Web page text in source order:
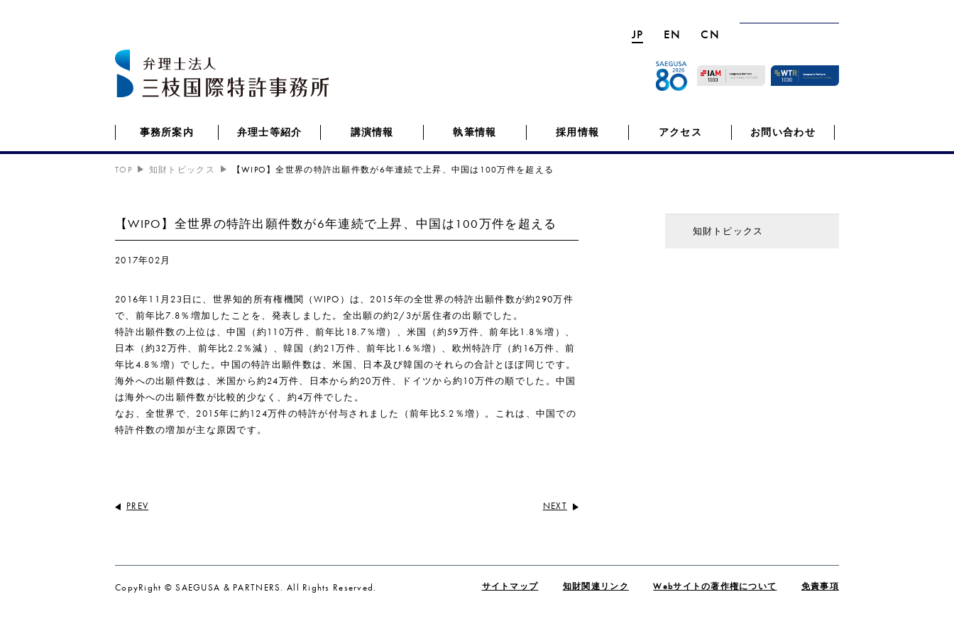
JP EN CN
事務所案内 弁理士等紹介 講演情報 執筆情報 採用情報 アクセス お問い合わせ
TOP 知財トピックス 【WIPO】全世界の特許出願件数が6年連続で上昇、中国は100万件を超える
【WIPO】全世界の特許出願件数が6年連続で上昇、中国は100万件を超える
2017年02月
2016年11月23日に、世界知的所有権機関（WIPO）は、2015年の全世界の特許出願件数が約290万件
で、前年比7.8％増加したことを、発表しました。全出願の約2/3が居住者の出願でした。
特許出願件数の上位は、中国（約110万件、前年比18.7％増）、米国（約59万件、前年比1.8％増）、
日本（約32万件、前年比2.2％減）、韓国（約21万件、前年比1.6％増）、欧州特許庁（約16万件、前
年比4.8％増）でした。中国の特許出願件数は、米国、日本及び韓国のそれらの合計とほぼ同じです。
海外への出願件数は、米国から約24万件、日本から約20万件、ドイツから約10万件の順でした。中国
は海外への出願件数が比較的少なく、約4万件でした。
なお、全世界で、2015年に約124万件の特許が付与されました（前年比5.2％増）。これは、中国での
特許件数の増加が主な原因です。
PREV NEXT
知財トピックス
サイトマップ 知財関連リンク Webサイトの著作権について 免責事項
CopyRight © SAEGUSA & PARTNERS. All Rights Reserved.